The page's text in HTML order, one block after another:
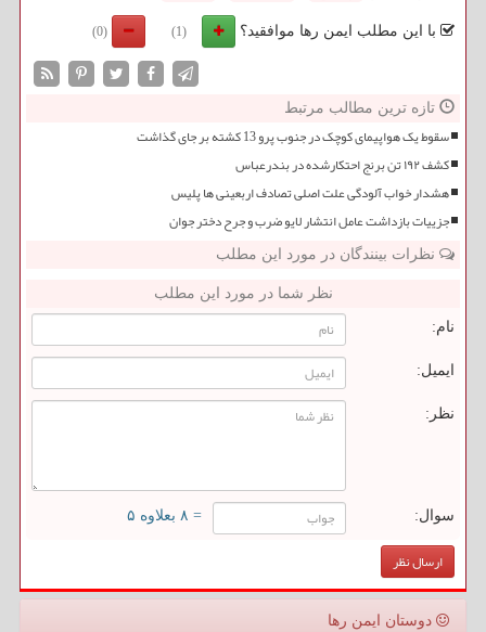
با این مطلب ایمن رها موافقید؟ (1)
(0)
تازه ترین مطالب مرتبط
سقوط یک هواپیمای کوچک در جنوب پرو 13 کشته بر جای گذاشت
کشف ۱۹۲ تن برنج احتکارشده در بندرعباس
هشدار خواب آلودگی علت اصلی تصادف اربعینی ها پلیس
جزییات بازداشت عامل انتشار لایو ضرب و جرح دختر جوان
نظرات بینندگان در مورد این مطلب
نظر شما در مورد این مطلب
نام:
ایمیل:
نظر:
سوال: = ۸ بعلاوه ۵
دوستان ایمن رها